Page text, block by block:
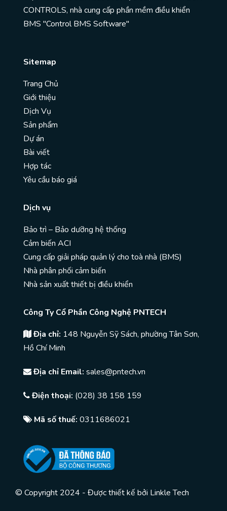
CONTROLS, nhà cung cấp phần mềm điều khiển
BMS "Control BMS Software"
Sitemap
Trang Chủ
Giới thiệu
Dịch Vụ
Sản phẩm
Dự án
Bài viết
Hợp tác
Yêu cầu báo giá
Dịch vụ
Bảo trì – Bảo dưỡng hệ thống
Cảm biến ACI
Cung cấp giải pháp quản lý cho toà nhà (BMS)
Nhà phân phối cảm biến
Nhà sản xuất thiết bị điều khiển
Công Ty Cổ Phần Công Nghệ PNTECH
Địa chỉ: 148 Nguyễn Sỹ Sách, phường Tân Sơn,
Hồ Chí Minh
Địa chỉ Email: sales@pntech.vn
Điện thoại: (028) 38 158 159
Mã số thuế: 0311686021
© Copyright 2024 - Được thiết kế bởi Linkle Tech